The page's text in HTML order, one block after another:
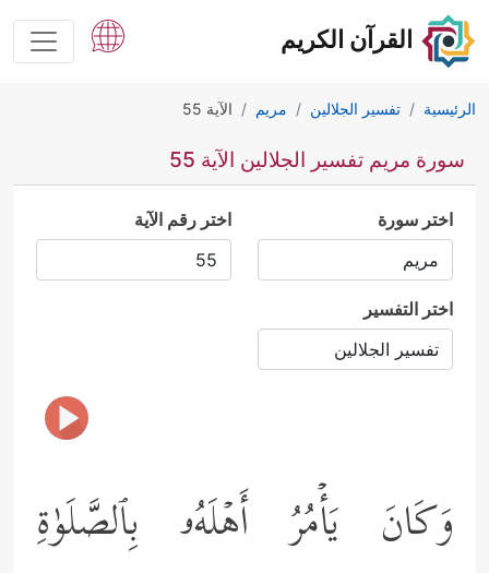
القرآن الكريم
الرئيسية تفسير الجلالين مريم الآية 55
سورة مريم تفسير الجلالين الآية 55
اختر سورة اختر رقم الآية
اختر التفسير
وَكَانَ یَأۡمُرُ أَهۡلَهُۥ بِٱلصَّلَوٰةِ